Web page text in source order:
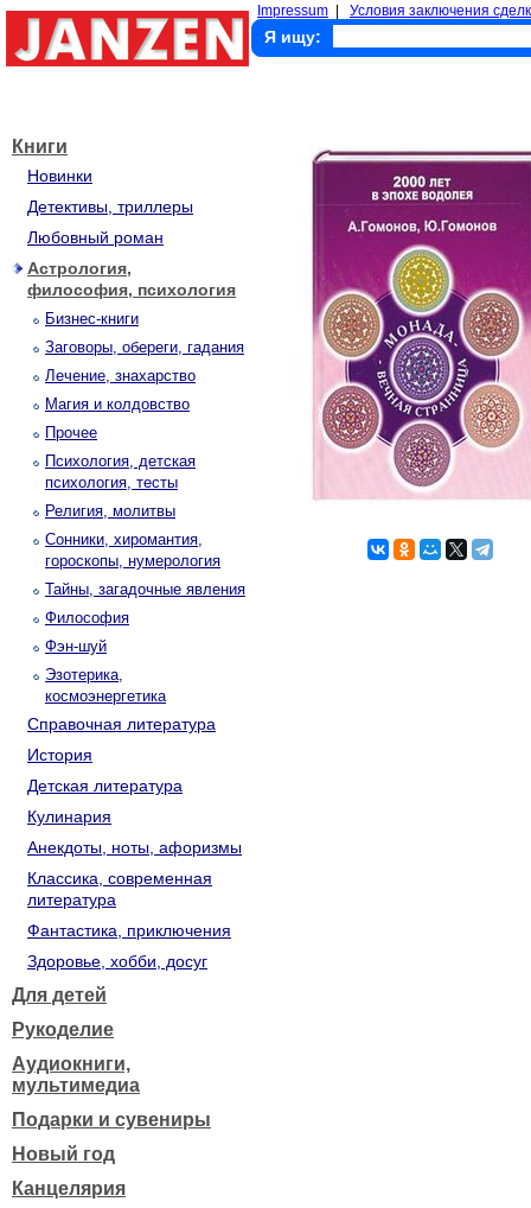
Impressum Условия заключения
Я ищу:
Книги
Новинки
Детективы, триллеры
Любовный роман
Астрология,
философия, психология
Бизнес-книги
Заговоры, обереги, гадания
Лечение, знахарство
Магия и колдовство
Прочее
Психология, детская
психология, тесты
Религия, молитвы
Сонники, хиромантия,
гороскопы, нумерология
Тайны, загадочные явления
Философия
Фэн-шуй
Эзотерика,
космоэнергетика
Справочная литература
История
Детская литература
Кулинария
Анекдоты, ноты, афоризмы
Классика, современная
литература
Фантастика, приключения
Здоровье, хобби, досуг
Для детей
Рукоделие
Аудиокниги,
мультимедиа
Подарки и сувениры
Новый год
Канцелярия